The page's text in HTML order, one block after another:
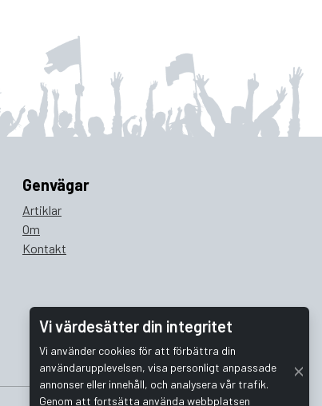
Vi värdesätter din integritet
Vi använder cookies för att förbättra din
användarupplevelsen, visa personligt anpassade
annonser eller innehåll, och analysera vår trafik.
Genom att fortsätta använda webbplatsen
Genvägar
Artiklar
Om
Kontakt